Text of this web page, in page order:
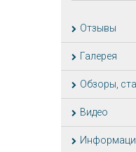
Отзывы
Галерея
Обзоры,
Видео